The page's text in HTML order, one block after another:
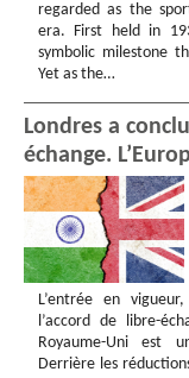
regarded as the
era. First held in
symbolic milestone
Yet as the…
Londres a
échange.
L’entrée en
l’accord de libre-
Royaume-Uni est
Derrière les